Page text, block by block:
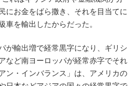
にお金をばら撒き、それを目当てに
車を輸出したからだった。
が輸出増で経常黒字になり、ギリシ
など南ヨーロッパが経常赤字でそれ
ン・インバランス」は、アメリカの